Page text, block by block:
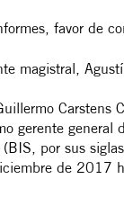
favor de
magistral,
Carstens
gerente general
por sus
de 2017